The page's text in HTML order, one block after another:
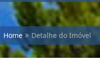
Home Detalhe do Imóvel